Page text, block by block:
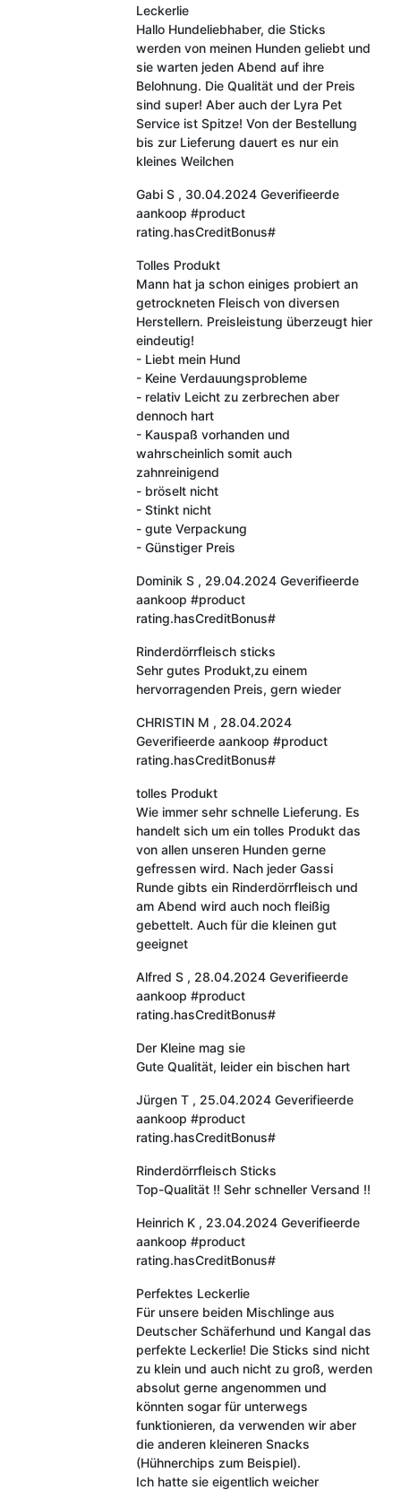
Leckerlie
Hallo Hundeliebhaber, die Sticks
werden von meinen Hunden geliebt und
sie warten jeden Abend auf ihre
Belohnung. Die Qualität und der Preis
sind super! Aber auch der Lyra Pet
Service ist Spitze! Von der Bestellung
bis zur Lieferung dauert es nur ein
kleines Weilchen
Gabi S , 30.04.2024 Geverifieerde
aankoop #product
rating.hasCreditBonus#
Tolles Produkt
Mann hat ja schon einiges probiert an
getrockneten Fleisch von diversen
Herstellern. Preisleistung überzeugt hier
eindeutig!
- Liebt mein Hund
- Keine Verdauungsprobleme
- relativ Leicht zu zerbrechen aber
dennoch hart
- Kauspaß vorhanden und
wahrscheinlich somit auch
zahnreinigend
- bröselt nicht
- Stinkt nicht
- gute Verpackung
- Günstiger Preis
Dominik S , 29.04.2024 Geverifieerde
aankoop #product
rating.hasCreditBonus#
Rinderdörrfleisch sticks
Sehr gutes Produkt,zu einem
hervorragenden Preis, gern wieder
CHRISTIN M , 28.04.2024
Geverifieerde aankoop #product
rating.hasCreditBonus#
tolles Produkt
Wie immer sehr schnelle Lieferung. Es
handelt sich um ein tolles Produkt das
von allen unseren Hunden gerne
gefressen wird. Nach jeder Gassi
Runde gibts ein Rinderdörrfleisch und
am Abend wird auch noch fleißig
gebettelt. Auch für die kleinen gut
geeignet
Alfred S , 28.04.2024 Geverifieerde
aankoop #product
rating.hasCreditBonus#
Der Kleine mag sie
Gute Qualität, leider ein bischen hart
Jürgen T , 25.04.2024 Geverifieerde
aankoop #product
rating.hasCreditBonus#
Rinderdörrfleisch Sticks
Top-Qualität !! Sehr schneller Versand !!
Heinrich K , 23.04.2024 Geverifieerde
aankoop #product
rating.hasCreditBonus#
Perfektes Leckerlie
Für unsere beiden Mischlinge aus
Deutscher Schäferhund und Kangal das
perfekte Leckerlie! Die Sticks sind nicht
zu klein und auch nicht zu groß, werden
absolut gerne angenommen und
könnten sogar für unterwegs
funktionieren, da verwenden wir aber
die anderen kleineren Snacks
(Hühnerchips zum Beispiel).
Ich hatte sie eigentlich weicher